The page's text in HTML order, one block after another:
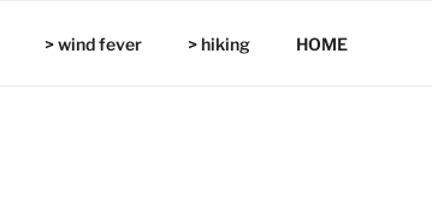
> wind fever > hiking HOME